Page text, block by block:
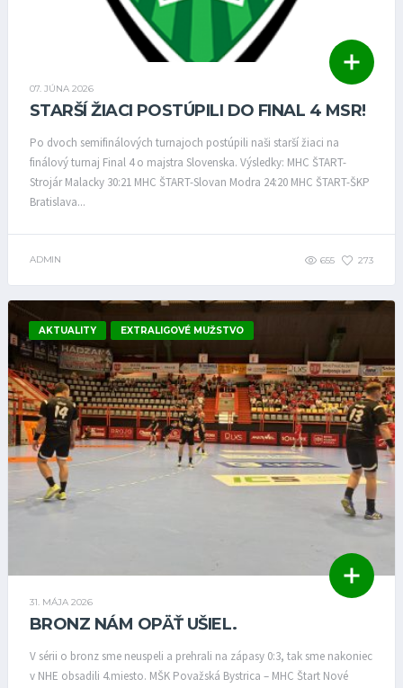
07. JÚNA 2026
STARŠÍ ŽIACI POSTÚPILI DO FINAL 4 MSR!
Po dvoch semifinálových turnajoch postúpili naši starší žiaci na
finálový turnaj Final 4 o majstra Slovenska. Výsledky: MHC ŠTART-
Strojár Malacky 30:21 MHC ŠTART-Slovan Modra 24:20 MHC ŠTART-ŠKP
Bratislava...
ADMIN 655 273
AKTUALITY EXTRALIGOVÉ MUŽSTVO
31. MÁJA 2026
BRONZ NÁM OPÄŤ UŠIEL.
V sérii o bronz sme neuspeli a prehrali na zápasy 0:3, tak sme nakoniec
v NHE obsadili 4.miesto. MŠK Považská Bystrica – MHC Štart Nové